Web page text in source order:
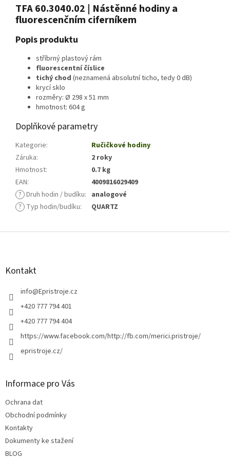
TFA 60.3040.02 | Nástěnné hodiny a
fluorescenčním ciferníkem
Popis produktu
stříbrný plastový rám
fluorescentní číslice
tichý chod (neznamená absolutní ticho, tedy 0 dB)
krycí sklo
rozměry: Ø 298 x 51 mm
hmotnost: 604 g
Doplňkové parametry
Kategorie:
Ručičkové hodiny
Záruka:
2 roky
Hmotnost:
0.7 kg
EAN:
4009816029409
? Druh hodin / budíku: analogové
? Typ hodin/budíku: QUARTZ
Z
Kontakt
info@Epristroje.cz
+420 777 794 401
+420 777 794 404
https://www.facebook.com/http://fb.com/merici.pristroje/
epristroje.cz/
Informace pro Vás
Ochrana dat
Obchodní podmínky
Kontakty
Dokumenty ke stažení
BLOG